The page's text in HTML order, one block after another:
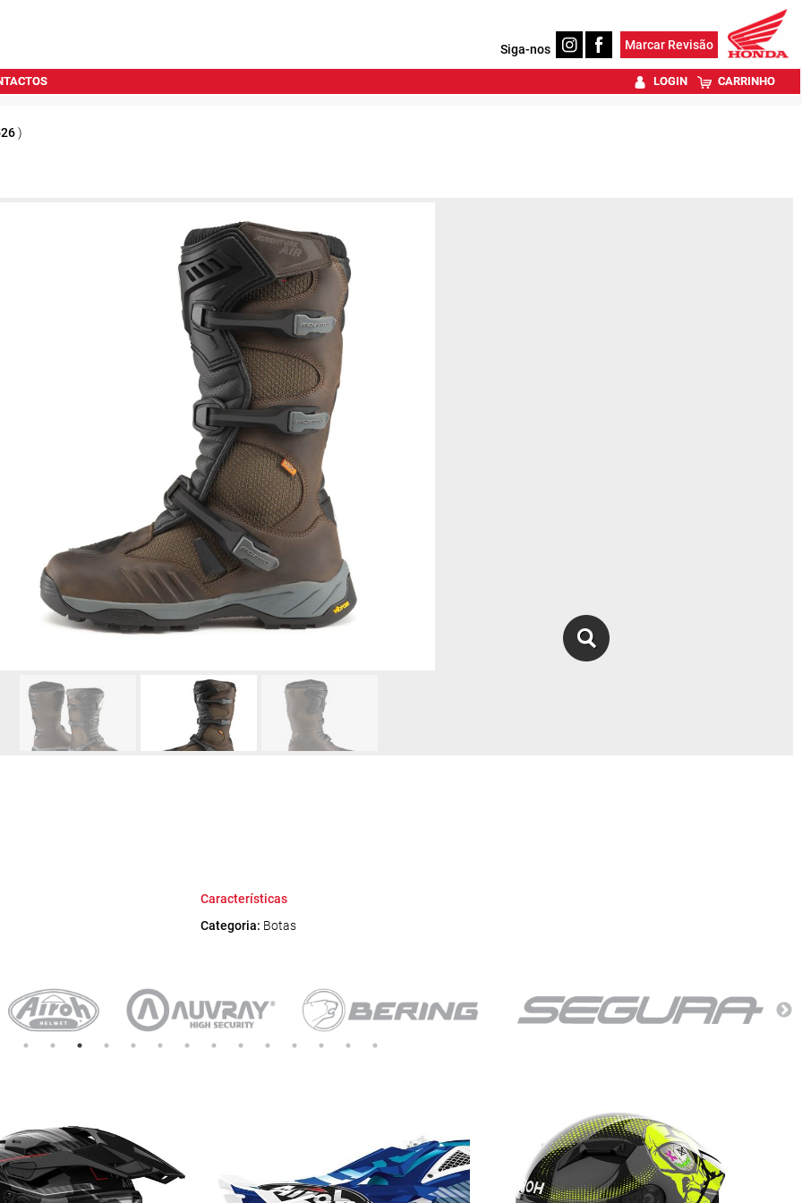
Siga-nos Marcar Revisão
LOGIN CARRINHO
)
Características
Categoria: Botas